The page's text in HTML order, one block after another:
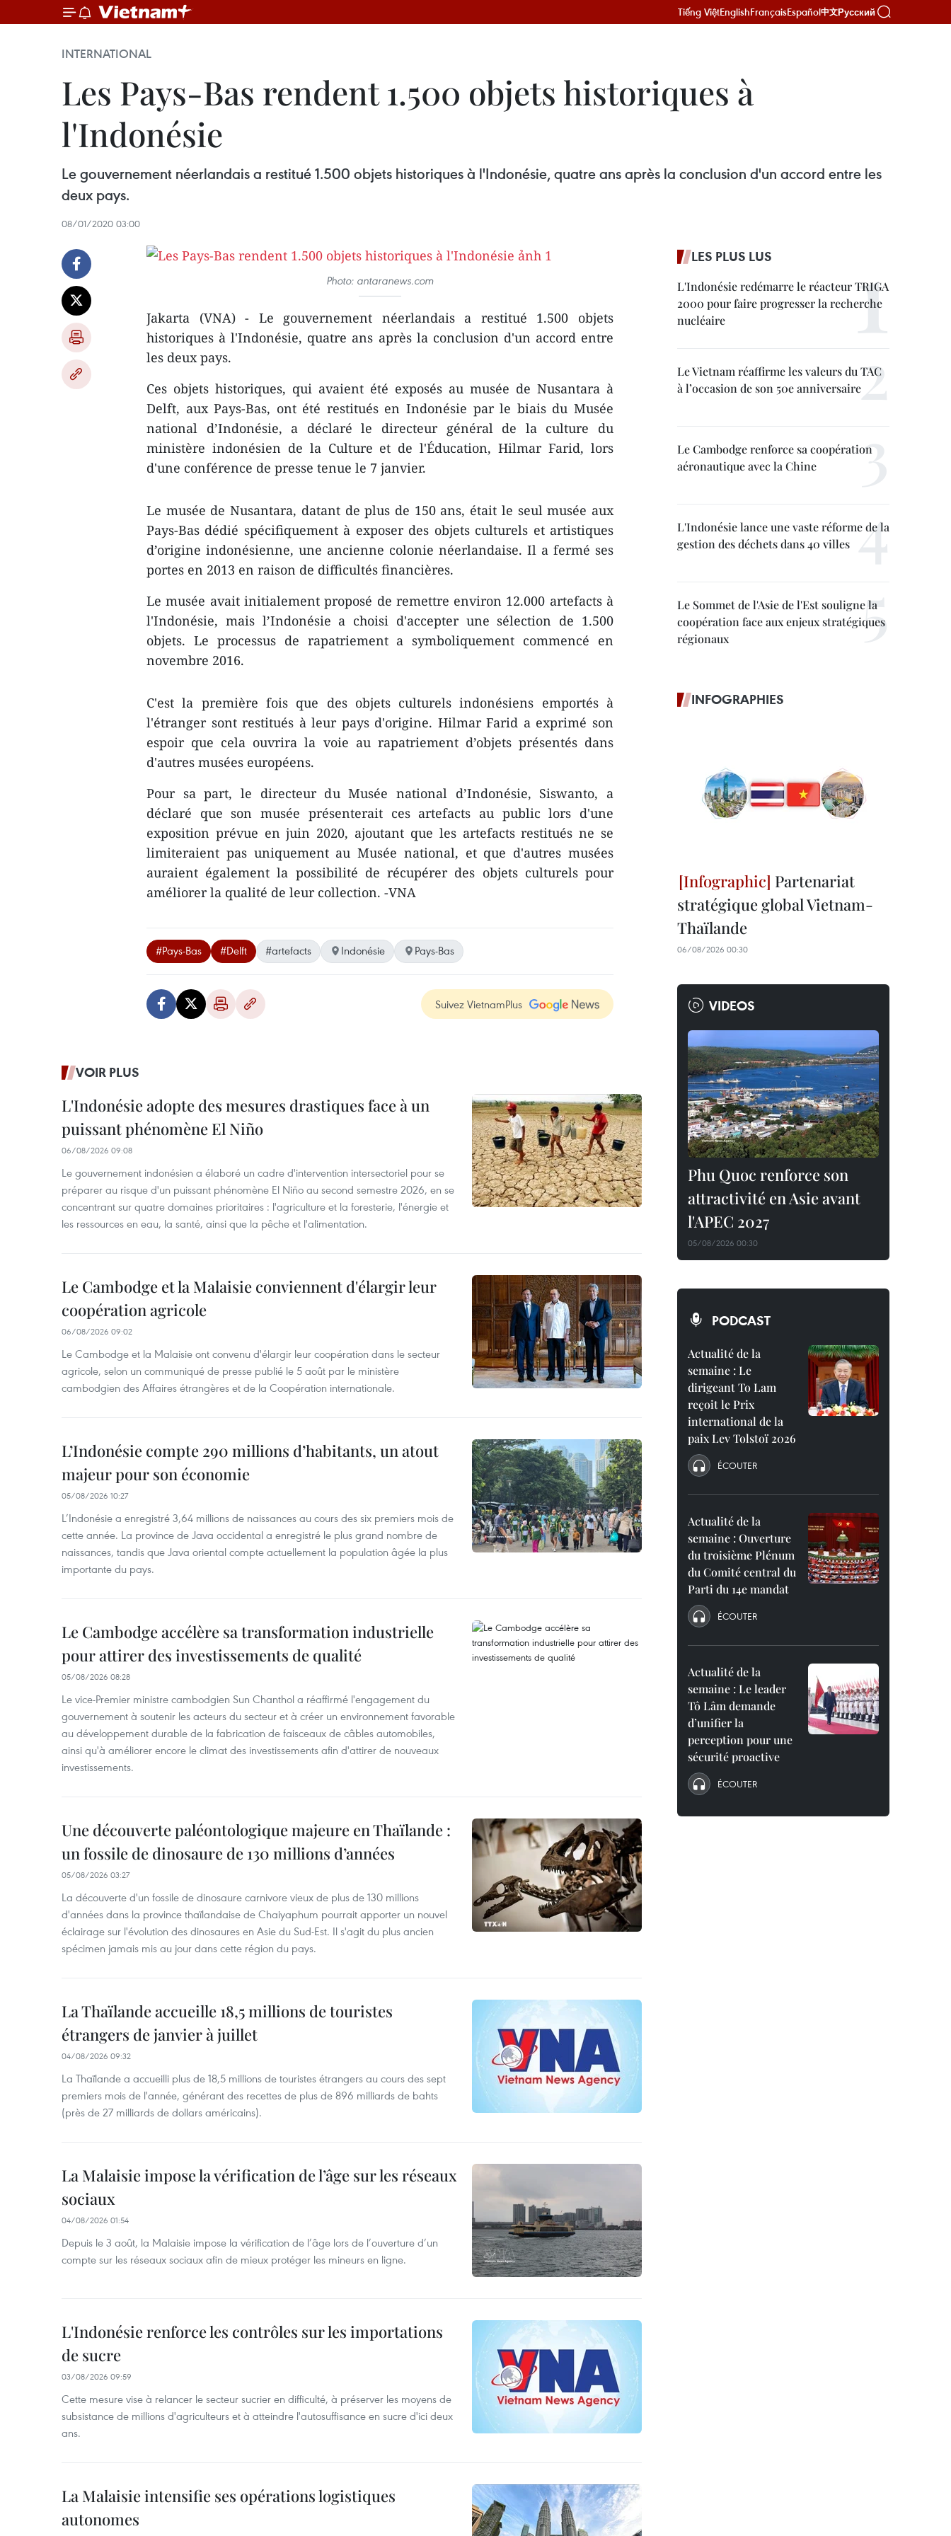
Tiếng ViệtEnglishFrançaisEspañol中文Русский
INTERNATIONAL
Les Pays-Bas rendent 1.500 objets historiques à
l'Indonésie
Le gouvernement néerlandais a restitué 1.500 objets historiques à l'Indonésie, quatre ans après la conclusion d'un accord entre les
deux pays.
08/01/2020 03:00
Photo: antaranews.com
Jakarta (VNA) - Le gouvernement néerlandais a restitué 1.500 objets
historiques à l'Indonésie, quatre ans après la conclusion d'un accord entre
les deux pays.
Ces objets historiques, qui avaient été exposés au musée de Nusantara à
Delft, aux Pays-Bas, ont été restitués en Indonésie par le biais du Musée
national d’Indonésie, a déclaré le directeur général de la culture du
ministère indonésien de la Culture et de l'Éducation, Hilmar Farid, lors
d'une conférence de presse tenue le 7 janvier.
Le musée de Nusantara, datant de plus de 150 ans, était le seul musée aux
Pays-Bas dédié spécifiquement à exposer des objets culturels et artistiques
d’origine indonésienne, une ancienne colonie néerlandaise. Il a fermé ses
portes en 2013 en raison de difficultés financières.
Le musée avait initialement proposé de remettre environ 12.000 artefacts à
l'Indonésie, mais l’Indonésie a choisi d'accepter une sélection de 1.500
objets. Le processus de rapatriement a symboliquement commencé en
novembre 2016.
C'est la première fois que des objets culturels indonésiens emportés à
l'étranger sont restitués à leur pays d'origine. Hilmar Farid a exprimé son
espoir que cela ouvrira la voie au rapatriement d’objets présentés dans
d'autres musées européens.
Pour sa part, le directeur du Musée national d’Indonésie, Siswanto, a
déclaré que son musée présenterait ces artefacts au public lors d'une
exposition prévue en juin 2020, ajoutant que les artefacts restitués ne se
limiteraient pas uniquement au Musée national, et que d'autres musées
auraient également la possibilité de récupérer des objets culturels pour
améliorer la qualité de leur collection. -VNA
#Pays-Bas #Delft #artefacts Indonésie Pays-Bas
Suivez VietnamPlus
VOIR PLUS
L'Indonésie adopte des mesures drastiques face à un
puissant phénomène El Niño
06/08/2026 09:08
Le gouvernement indonésien a élaboré un cadre d'intervention intersectoriel pour se
préparer au risque d'un puissant phénomène El Niño au second semestre 2026, en se
concentrant sur quatre domaines prioritaires : l'agriculture et la foresterie, l'énergie et
les ressources en eau, la santé, ainsi que la pêche et l'alimentation.
Le Cambodge et la Malaisie conviennent d'élargir leur
coopération agricole
06/08/2026 09:02
Le Cambodge et la Malaisie ont convenu d'élargir leur coopération dans le secteur
agricole, selon un communiqué de presse publié le 5 août par le ministère
cambodgien des Affaires étrangères et de la Coopération internationale.
L’Indonésie compte 290 millions d’habitants, un atout
majeur pour son économie
05/08/2026 10:27
L’Indonésie a enregistré 3,64 millions de naissances au cours des six premiers mois de
cette année. La province de Java occidental a enregistré le plus grand nombre de
naissances, tandis que Java oriental compte actuellement la population âgée la plus
importante du pays.
Le Cambodge accélère sa transformation industrielle
pour attirer des investissements de qualité
05/08/2026 08:28
Le vice-Premier ministre cambodgien Sun Chanthol a réaffirmé l'engagement du
gouvernement à soutenir les acteurs du secteur et à créer un environnement favorable
au développement durable de la fabrication de faisceaux de câbles automobiles,
ainsi qu'à améliorer encore le climat des investissements afin d'attirer de nouveaux
investissements.
Une découverte paléontologique majeure en Thaïlande :
un fossile de dinosaure de 130 millions d’années
05/08/2026 03:27
La découverte d'un fossile de dinosaure carnivore vieux de plus de 130 millions
d'années dans la province thaïlandaise de Chaiyaphum pourrait apporter un nouvel
éclairage sur l'évolution des dinosaures en Asie du Sud-Est. Il s'agit du plus ancien
spécimen jamais mis au jour dans cette région du pays.
La Thaïlande accueille 18,5 millions de touristes
étrangers de janvier à juillet
04/08/2026 09:32
La Thaïlande a accueilli plus de 18,5 millions de touristes étrangers au cours des sept
premiers mois de l'année, générant des recettes de plus de 896 milliards de bahts
(près de 27 milliards de dollars américains).
La Malaisie impose la vérification de l’âge sur les réseaux
sociaux
04/08/2026 01:54
Depuis le 3 août, la Malaisie impose la vérification de l’âge lors de l’ouverture d’un
compte sur les réseaux sociaux afin de mieux protéger les mineurs en ligne.
L'Indonésie renforce les contrôles sur les importations
de sucre
03/08/2026 09:59
Cette mesure vise à relancer le secteur sucrier en difficulté, à préserver les moyens de
subsistance de millions d'agriculteurs et à atteindre l'autosuffisance en sucre d'ici deux
ans.
La Malaisie intensifie ses opérations logistiques
autonomes
LES PLUS LUS
L'Indonésie redémarre le réacteur TRIGA
2000 pour faire progresser la recherche
nucléaire
Le Vietnam réaffirme les valeurs du TAC
à l’occasion de son 50e anniversaire
Le Cambodge renforce sa coopération
aéronautique avec la Chine
L'Indonésie lance une vaste réforme de la
gestion des déchets dans 40 villes
Le Sommet de l'Asie de l'Est souligne la
coopération face aux enjeux stratégiques
régionaux
INFOGRAPHIES
Partenariat
stratégique global Vietnam-
Thaïlande
06/08/2026 00:30
VIDEOS
Phu Quoc renforce son
attractivité en Asie avant
l'APEC 2027
05/08/2026 00:30
PODCAST
Actualité de la
semaine : Le
dirigeant To Lam
reçoit le Prix
international de la
paix Lev Tolstoï 2026
ÉCOUTER
Actualité de la
semaine : Ouverture
du troisième Plénum
du Comité central du
Parti du 14e mandat
ÉCOUTER
Actualité de la
semaine : Le leader
Tô Lâm demande
d’unifier la
perception pour une
sécurité proactive
ÉCOUTER